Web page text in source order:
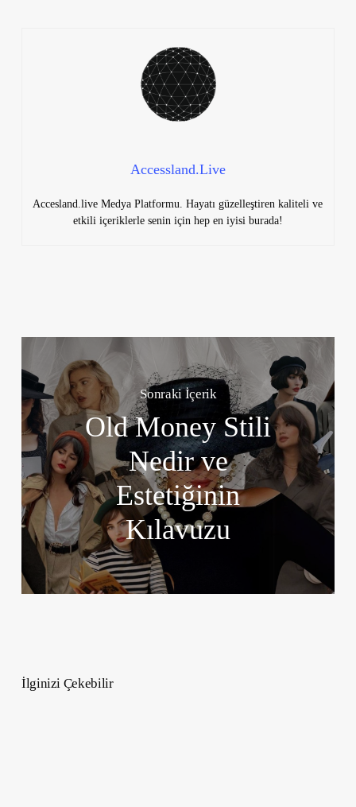
Accessland.Live
Accesland.live Medya Platformu. Hayatı güzelleştiren kaliteli ve
etkili içeriklerle senin için hep en iyisi burada!
Sonraki İçerik
Old Money Stili
Nedir ve
Estetiğinin
Kılavuzu
İlginizi Çekebilir